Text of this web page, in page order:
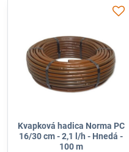
Kvapková hadica Norma PC
16/30 cm - 2,1 l/h - Hnedá -
100 m